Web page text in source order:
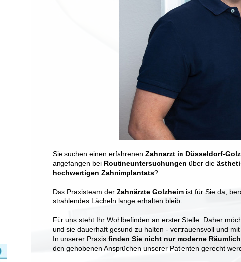
Sie suchen einen erfahrenen Zahnarzt in Düsseldorf-
angefangen bei Routineuntersuchungen über die
hochwertigen Zahnimplantats?
Das Praxisteam der Zahnärzte Golzheim ist für Sie da,
strahlendes Lächeln lange erhalten bleibt.
Für uns steht Ihr Wohlbefinden an erster Stelle. Daher
und sie dauerhaft gesund zu halten - vertrauensvoll und
In unserer Praxis finden Sie nicht nur moderne
den gehobenen Ansprüchen unserer Patienten gerecht